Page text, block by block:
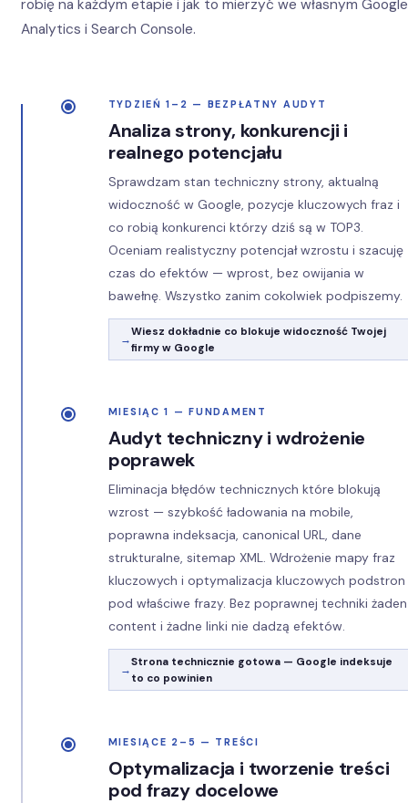
robię na każdym etapie i jak to mierzyć we własnym Google
Analytics i Search Console.
TYDZIEŃ 1–2 — BEZPŁATNY AUDYT
Analiza strony, konkurencji i
realnego potencjału
Sprawdzam stan techniczny strony, aktualną
widoczność w Google, pozycje kluczowych fraz i
co robią konkurenci którzy dziś są w TOP3.
Oceniam realistyczny potencjał wzrostu i szacuję
czas do efektów — wprost, bez owijania w
bawełnę. Wszystko zanim cokolwiek podpiszemy.
Wiesz dokładnie co blokuje widoczność Twojej
firmy w Google
MIESIĄC 1 — FUNDAMENT
Audyt techniczny i wdrożenie
poprawek
Eliminacja błędów technicznych które blokują
wzrost — szybkość ładowania na mobile,
poprawna indeksacja, canonical URL, dane
strukturalne, sitemap XML. Wdrożenie mapy fraz
kluczowych i optymalizacja kluczowych podstron
pod właściwe frazy. Bez poprawnej techniki żaden
content i żadne linki nie dadzą efektów.
Strona technicznie gotowa — Google indeksuje
to co powinien
MIESIĄCE 2–5 — TREŚCI
Optymalizacja i tworzenie treści
pod frazy docelowe